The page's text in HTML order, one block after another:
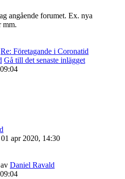
angående forumet. Ex. nya
mm.
Re: Företagande i Coronatid
Gå till det senaste inlägget
apr 2020, 14:30
av Daniel Ravald